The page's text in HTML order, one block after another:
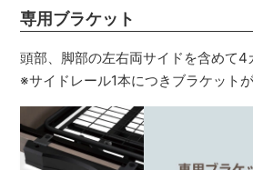
専用ブラケット
頭部、脚部の左右両サイドを含めて4
※サイドレール1本につきブラケットが